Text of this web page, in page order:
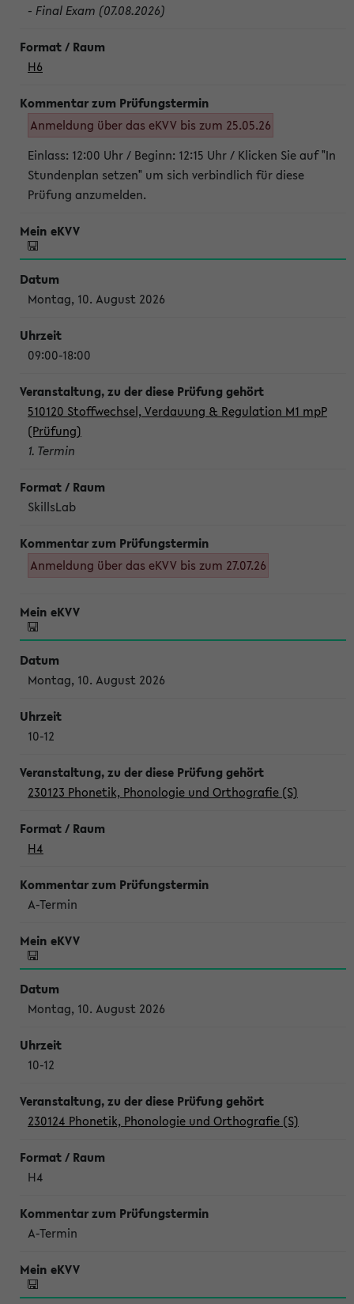
- Final Exam (07.08.2026)
H6
Anmeldung über das eKVV bis zum 25.05.26
Einlass: 12:00 Uhr / Beginn: 12:15 Uhr / Klicken Sie auf "In
Stundenplan setzen" um sich verbindlich für diese
Prüfung anzumelden.
Montag, 10. August 2026
09:00-18:00
510120 Stoffwechsel, Verdauung & Regulation M1 mpP
(Prüfung)
1. Termin
SkillsLab
Anmeldung über das eKVV bis zum 27.07.26
Montag, 10. August 2026
10-12
230123 Phonetik, Phonologie und Orthografie (S)
H4
A-Termin
Montag, 10. August 2026
10-12
230124 Phonetik, Phonologie und Orthografie (S)
H4
A-Termin